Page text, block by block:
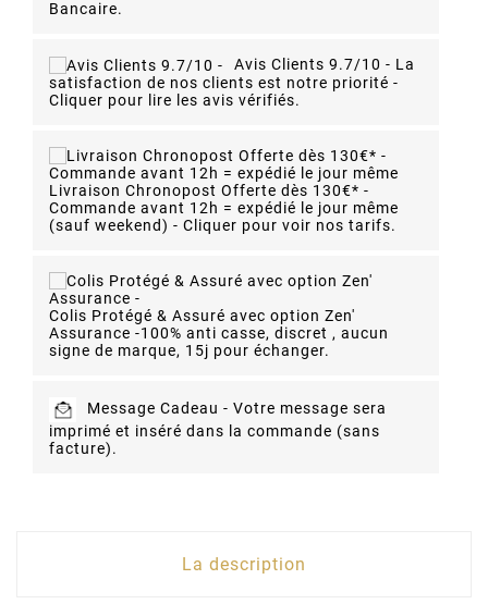
Bancaire.
Avis Clients 9.7/10 - La
satisfaction de nos clients est notre priorité -
Cliquer pour lire les avis vérifiés.
Livraison Chronopost Offerte dès 130€* -
Commande avant 12h = expédié le jour même
(sauf weekend) - Cliquer pour voir nos tarifs.
Colis Protégé & Assuré avec option Zen'
Assurance -100% anti casse, discret , aucun
signe de marque, 15j pour échanger.
Message Cadeau - Votre message sera
imprimé et inséré dans la commande (sans
facture).
La description